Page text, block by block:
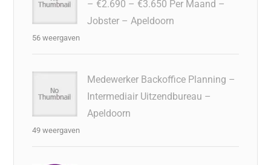
– €2.690 – €3.650 Per Maand –
Jobster – Apeldoorn
56 weergaven
Medewerker Backoffice Planning –
Intermediair Uitzendbureau –
Apeldoorn
49 weergaven